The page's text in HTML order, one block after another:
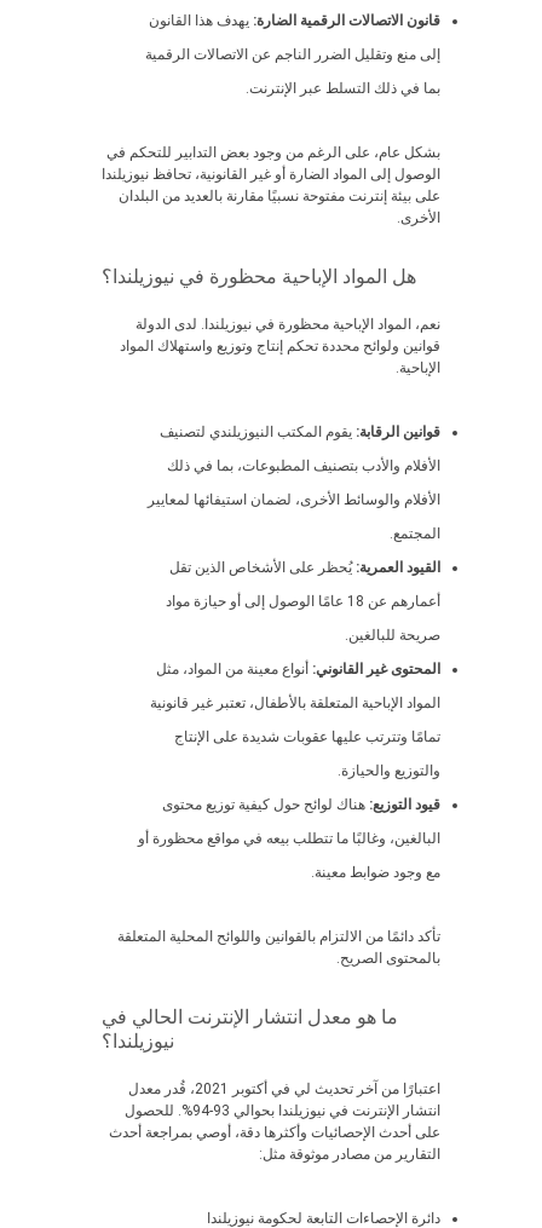
قانون الاتصالات الرقمية الضارة: يهدف هذا القانون
إلى منع وتقليل الضرر الناجم عن الاتصالات الرقمية
بما في ذلك التسلط عبر الإنترنت.
بشكل عام، على الرغم من وجود بعض التدابير للتحكم في
الوصول إلى المواد الضارة أو غير القانونية، تحافظ نيوزيلندا
على بيئة إنترنت مفتوحة نسبيًا مقارنة بالعديد من البلدان
الأخرى.
هل المواد الإباحية محظورة في نيوزيلندا؟
نعم، المواد الإباحية محظورة في نيوزيلندا. لدى الدولة
قوانين ولوائح محددة تحكم إنتاج وتوزيع واستهلاك المواد
الإباحية.
قوانين الرقابة: يقوم المكتب النيوزيلندي لتصنيف
الأفلام والأدب بتصنيف المطبوعات، بما في ذلك
الأفلام والوسائط الأخرى، لضمان استيفائها لمعايير
المجتمع.
القيود العمرية: يُحظر على الأشخاص الذين تقل
أعمارهم عن 18 عامًا الوصول إلى أو حيازة مواد
صريحة للبالغين.
المحتوى غير القانوني: أنواع معينة من المواد، مثل
المواد الإباحية المتعلقة بالأطفال، تعتبر غير قانونية
تمامًا وتترتب عليها عقوبات شديدة على الإنتاج
والتوزيع والحيازة.
قيود التوزيع: هناك لوائح حول كيفية توزيع محتوى
البالغين، وغالبًا ما تتطلب بيعه في مواقع محظورة أو
مع وجود ضوابط معينة.
تأكد دائمًا من الالتزام بالقوانين واللوائح المحلية المتعلقة
بالمحتوى الصريح.
ما هو معدل انتشار الإنترنت الحالي في
نيوزيلندا؟
اعتبارًا من آخر تحديث لي في أكتوبر 2021، قُدر معدل
انتشار الإنترنت في نيوزيلندا بحوالي 93-94%. للحصول
على أحدث الإحصائيات وأكثرها دقة، أوصي بمراجعة أحدث
التقارير من مصادر موثوقة مثل:
دائرة الإحصاءات التابعة لحكومة نيوزيلندا